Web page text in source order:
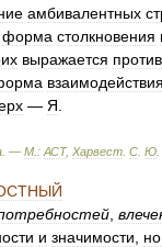
амбивалентных
форма столкновения
выражается
взаимодействия
— Я
. — М : АСТ, Харвест С Ю
и значимости но